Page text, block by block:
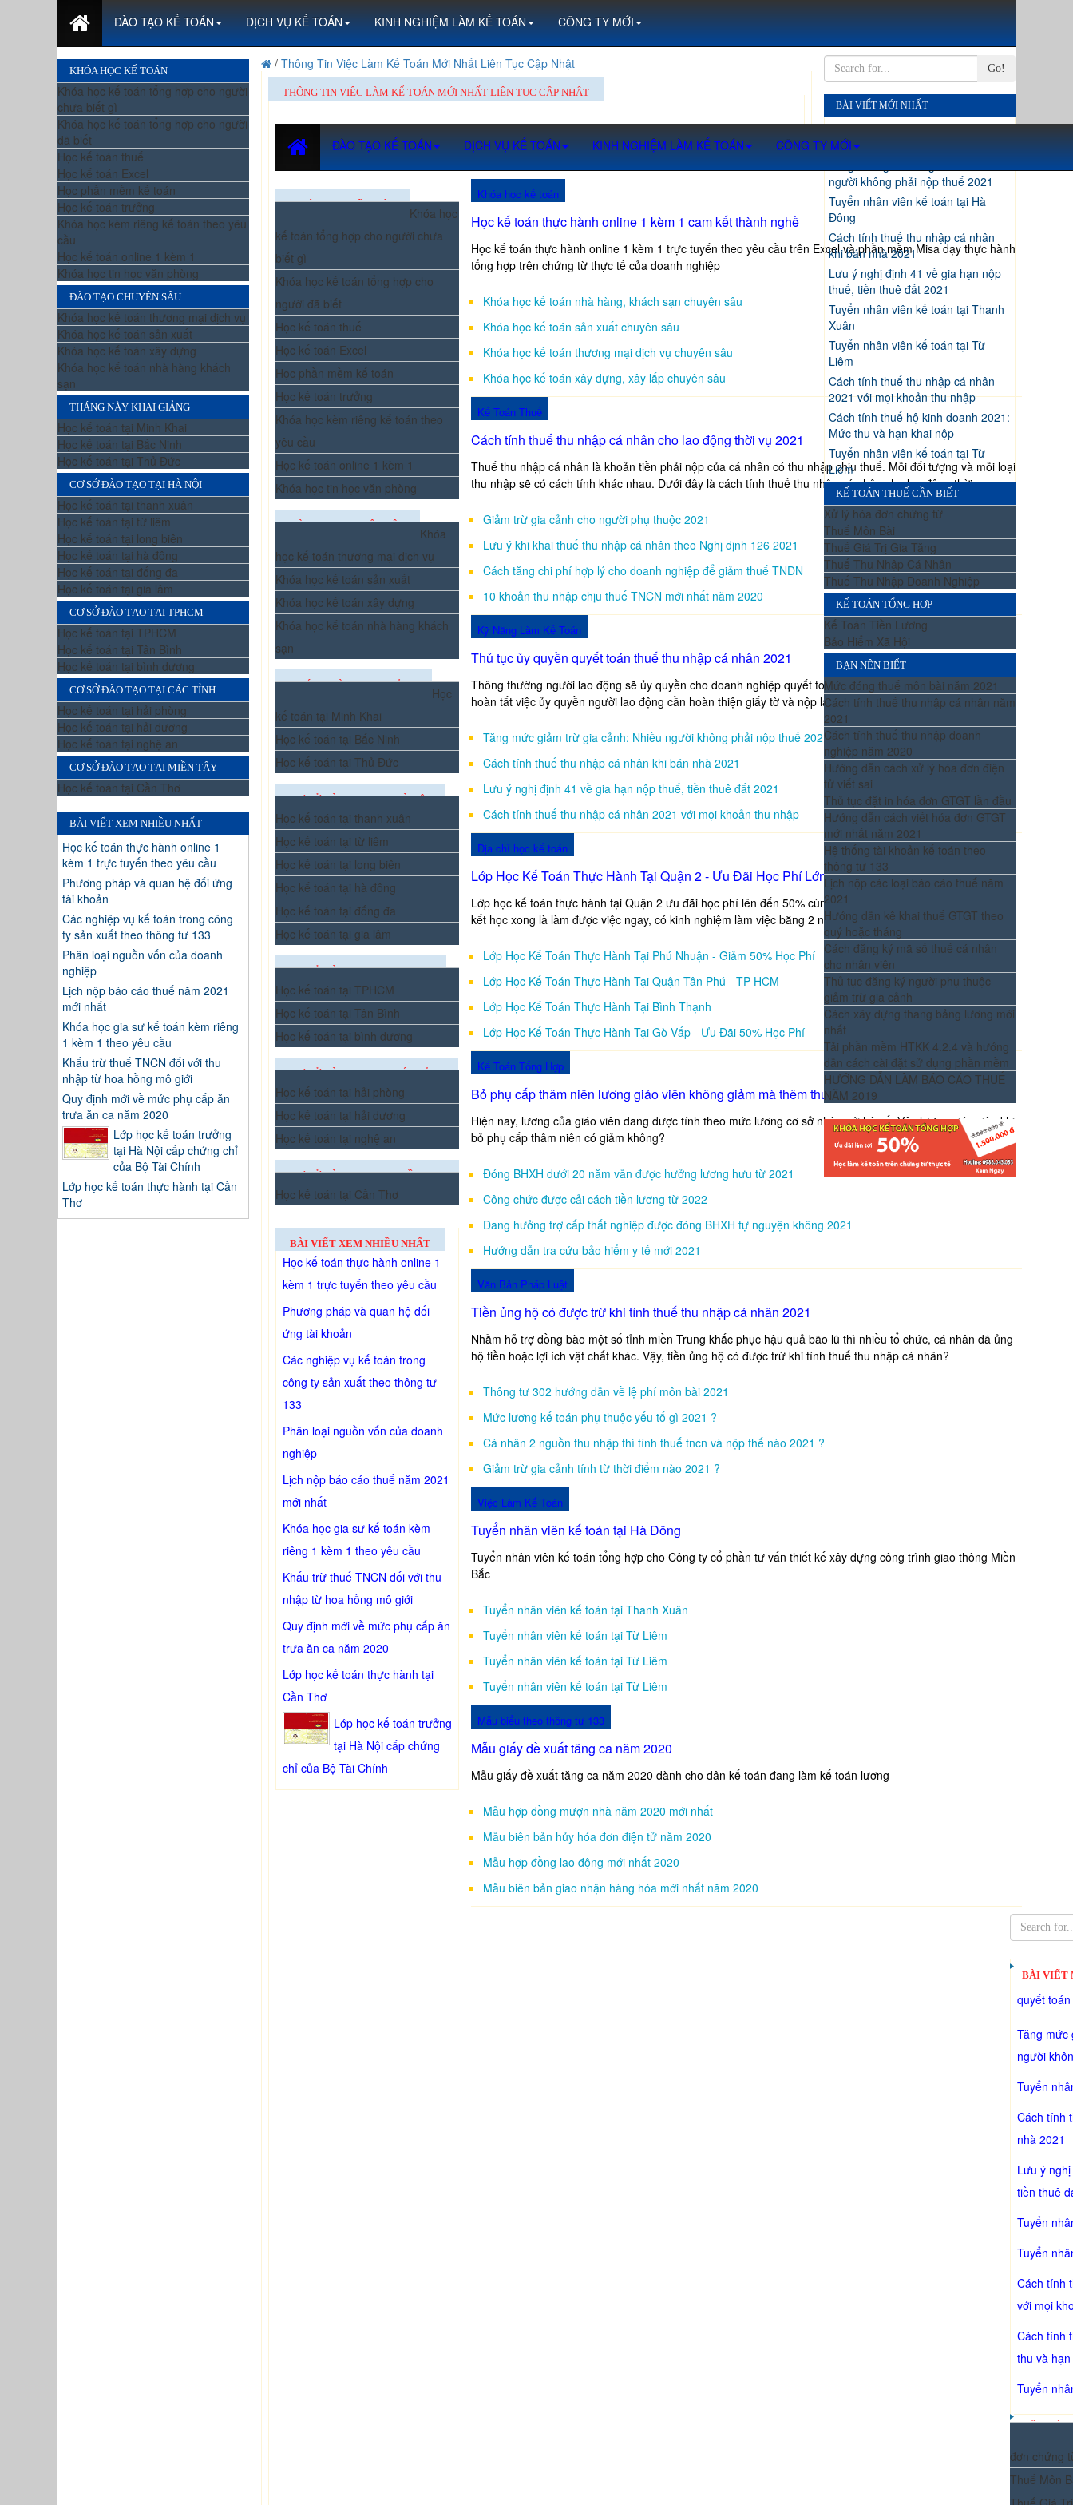
ĐÀO TẠO KẾ TOÁN DỊCH VỤ KẾ TOÁN KINH NGHIỆM LÀM KẾ TOÁN CÔNG TY MỚI
KHÓA HỌC KẾ TOÁN
Khóa học kế toán tổng hợp cho người
chưa biết gì
Khóa học kế toán tổng hợp cho người
đã biết
Học kế toán thuế
Học kế toán Excel
Học phần mềm kế toán
Học kế toán trưởng
Khóa học kèm riêng kế toán theo yêu
cầu
Học kế toán online 1 kèm 1
Khóa học tin học văn phòng
ĐÀO TẠO CHUYÊN SÂU
Khóa học kế toán thương mại dịch vụ
Khóa học kế toán sản xuất
Khóa học kế toán xây dựng
Khóa học kế toán nhà hàng khách
sạn
THÁNG NÀY KHAI GIẢNG
Học kế toán tại Minh Khai
Học kế toán tại Bắc Ninh
Học kế toán tại Thủ Đức
CƠ SỞ ĐÀO TẠO TẠI HÀ NỘI
Học kế toán tại thanh xuân
Học kế toán tại từ liêm
Học kế toán tại long biên
Học kế toán tại hà đông
Học kế toán tại đống đa
Học kế toán tại gia lâm
CƠ SỞ ĐÀO TẠO TẠI TPHCM
Học kế toán tại TPHCM
Học kế toán tại Tân Bình
Học kế toán tại bình dương
CƠ SỞ ĐÀO TẠO TẠI CÁC TỈNH
Học kế toán tại hải phòng
Học kế toán tại hải dương
Học kế toán tại nghệ an
CƠ SỞ ĐÀO TẠO TẠI MIỀN TÂY
Học kế toán tại Cần Thơ
BÀI VIẾT XEM NHIỀU NHẤT
Học kế toán thực hành online 1
kèm 1 trực tuyến theo yêu cầu
Phương pháp và quan hệ đối ứng
tài khoản
Các nghiệp vụ kế toán trong công
ty sản xuất theo thông tư 133
Phân loại nguồn vốn của doanh
nghiệp
Lịch nộp báo cáo thuế năm 2021
mới nhất
Khóa học gia sư kế toán kèm riêng
1 kèm 1 theo yêu cầu
Khấu trừ thuế TNCN đối với thu
nhập từ hoa hồng mô giới
Quy định mới về mức phụ cấp ăn
trưa ăn ca năm 2020
Lớp học kế toán trưởng
tại Hà Nội cấp chứng chỉ
của Bộ Tài Chính
Lớp học kế toán thực hành tại Cần
Thơ
/ Thông Tin Việc Làm Kế Toán Mới Nhất Liên Tục Cập Nhật
THÔNG TIN VIỆC LÀM KẾ TOÁN MỚI NHẤT LIÊN TỤC CẬP NHẬT
ĐÀO TẠO KẾ TOÁN DỊCH VỤ KẾ TOÁN KINH NGHIỆM LÀM KẾ TOÁN CÔNG TY MỚI
KHÓA HỌC KẾ TOÁN
Khóa học
kế toán tổng hợp cho người chưa
biết gì
Khóa học kế toán tổng hợp cho
người đã biết
Học kế toán thuế
Học kế toán Excel
Học phần mềm kế toán
Học kế toán trưởng
Khóa học kèm riêng kế toán theo
yêu cầu
Học kế toán online 1 kèm 1
Khóa học tin học văn phòng
ĐÀO TẠO CHUYÊN SÂU
Khóa
học kế toán thương mại dịch vụ
Khóa học kế toán sản xuất
Khóa học kế toán xây dựng
Khóa học kế toán nhà hàng khách
sạn
THÁNG NÀY KHAI GIẢNG
Học
kế toán tại Minh Khai
Học kế toán tại Bắc Ninh
Học kế toán tại Thủ Đức
CƠ SỞ ĐÀO TẠO TẠI HÀ NỘI
Học kế toán tại thanh xuân
Học kế toán tại từ liêm
Học kế toán tại long biên
Học kế toán tại hà đông
Học kế toán tại đống đa
Học kế toán tại gia lâm
CƠ SỞ ĐÀO TẠO TẠI TPHCM
Học kế toán tại TPHCM
Học kế toán tại Tân Bình
Học kế toán tại bình dương
CƠ SỞ ĐÀO TẠO TẠI CÁC TỈNH
Học kế toán tại hải phòng
Học kế toán tại hải dương
Học kế toán tại nghệ an
CƠ SỞ ĐÀO TẠO TẠI MIỀN
TÂY
Học kế toán tại Cần Thơ
BÀI VIẾT XEM NHIỀU NHẤT
Học kế toán thực hành online 1
kèm 1 trực tuyến theo yêu cầu
Phương pháp và quan hệ đối
ứng tài khoản
Các nghiệp vụ kế toán trong
công ty sản xuất theo thông tư
133
Phân loại nguồn vốn của doanh
nghiệp
Lịch nộp báo cáo thuế năm 2021
mới nhất
Khóa học gia sư kế toán kèm
riêng 1 kèm 1 theo yêu cầu
Khấu trừ thuế TNCN đối với thu
nhập từ hoa hồng mô giới
Quy định mới về mức phụ cấp ăn
trưa ăn ca năm 2020
Lớp học kế toán thực hành tại
Cần Thơ
Lớp học kế toán trưởng
tại Hà Nội cấp chứng
chỉ của Bộ Tài Chính
Khóa học kế toán
Học kế toán thực hành online 1 kèm 1 cam kết thành nghề
Học kế toán thực hành online 1 kèm 1 trực tuyến theo yêu cầu trên Excel và phần mềm Misa dạy thực hành
tổng hợp trên chứng từ thực tế của doanh nghiệp
Khóa học kế toán nhà hàng, khách sạn chuyên sâu
Khóa học kế toán sản xuất chuyên sâu
Khóa học kế toán thương mại dịch vụ chuyên sâu
Khóa học kế toán xây dựng, xây lắp chuyên sâu
Kế Toán Thuế
Cách tính thuế thu nhập cá nhân cho lao động thời vụ 2021
Thuế thu nhập cá nhân là khoản tiền phải nộp của cá nhân có thu nhập chịu thuế. Mỗi đối tượng và mỗi loại
thu nhập sẽ có cách tính khác nhau. Dưới đây là cách tính thuế thu nhập cá nhân cho lao động thời vụ.
Giảm trừ gia cảnh cho người phụ thuộc 2021
Lưu ý khi khai thuế thu nhập cá nhân theo Nghị định 126 2021
Cách tăng chi phí hợp lý cho doanh nghiệp để giảm thuế TNDN
10 khoản thu nhập chịu thuế TNCN mới nhất năm 2020
Kỹ Năng Làm Kế Toán
Thủ tục ủy quyền quyết toán thuế thu nhập cá nhân 2021
Thông thường người lao động sẽ ủy quyền cho doanh nghiệp quyết toán thuế thu nhập cá nhân thay. Để
hoàn tất việc ủy quyền người lao động cần hoàn thiện giấy tờ và nộp lại cho kế toán.
Tăng mức giảm trừ gia cảnh: Nhiều người không phải nộp thuế 2021
Cách tính thuế thu nhập cá nhân khi bán nhà 2021
Lưu ý nghị định 41 về gia hạn nộp thuế, tiền thuê đất 2021
Cách tính thuế thu nhập cá nhân 2021 với mọi khoản thu nhập
Địa chỉ học kế toán
Lớp Học Kế Toán Thực Hành Tại Quận 2 - Ưu Đãi Học Phí Lớn
Lớp học kế toán thực hành tại Quận 2 ưu đãi học phí lên đến 50% cùng chất lượng đào tạo hàng đầu cam
kết học xong là làm được việc ngay, có kinh nghiệm làm việc bằng 2 năm đi làm thực tế
Lớp Học Kế Toán Thực Hành Tại Phú Nhuận - Giảm 50% Học Phí
Lớp Học Kế Toán Thực Hành Tại Quận Tân Phú - TP HCM
Lớp Học Kế Toán Thực Hành Tại Bình Thạnh
Lớp Học Kế Toán Thực Hành Tại Gò Vấp - Ưu Đãi 50% Học Phí
Kế Toán Tổng Hợp
Bỏ phụ cấp thâm niên lương giáo viên không giảm mà thêm thưởng 2021
Hiện nay, lương của giáo viên đang được tính theo mức lương cơ sở nhân với hệ số. Vậy lương giáo viên khi
bỏ phụ cấp thâm niên có giảm không?
Đóng BHXH dưới 20 năm vẫn được hưởng lương hưu từ 2021
Công chức được cải cách tiền lương từ 2022
Đang hưởng trợ cấp thất nghiệp được đóng BHXH tự nguyện không 2021
Hướng dẫn tra cứu bảo hiểm y tế mới 2021
Văn Bản Pháp Luật
Tiền ủng hộ có được trừ khi tính thuế thu nhập cá nhân 2021
Nhằm hỗ trợ đồng bào một số tỉnh miền Trung khắc phục hậu quả bão lũ thì nhiều tổ chức, cá nhân đã ủng
hộ tiền hoặc lợi ích vật chất khác. Vậy, tiền ủng hộ có được trừ khi tính thuế thu nhập cá nhân?
Thông tư 302 hướng dẫn về lệ phí môn bài 2021
Mức lương kế toán phụ thuộc yếu tố gì 2021 ?
Cá nhân 2 nguồn thu nhập thì tính thuế tncn và nộp thế nào 2021 ?
Giảm trừ gia cảnh tính từ thời điểm nào 2021 ?
Việc Làm Kế Toán
Tuyển nhân viên kế toán tại Hà Đông
Tuyển nhân viên kế toán tổng hợp cho Công ty cổ phần tư vấn thiết kế xây dựng công trình giao thông Miền
Bắc
Tuyển nhân viên kế toán tại Thanh Xuân
Tuyển nhân viên kế toán tại Từ Liêm
Tuyển nhân viên kế toán tại Từ Liêm
Tuyển nhân viên kế toán tại Từ Liêm
Mẫu biểu theo thông tư 133
Mẫu giấy đề xuất tăng ca năm 2020
Mẫu giấy đề xuất tăng ca năm 2020 dành cho dân kế toán đang làm kế toán lương
Mẫu hợp đồng mượn nhà năm 2020 mới nhất
Mẫu biên bản hủy hóa đơn điện tử năm 2020
Mẫu hợp đồng lao động mới nhất 2020
Mẫu biên bản giao nhận hàng hóa mới nhất năm 2020
BÀI VIẾT
quyết
Tăng mức
người
Tuyển
Cách tính
nhà 2021
Lưu ý
tiền thuê
Tuyển
Tuyển
Cách tính
với mọi
Cách tính
thu và
Tuyển
KẾ TOÁN
đơn chứng
Thuế Môn
Go!
BÀI VIẾT MỚI NHẤT
thu nhập cá nhân 2021
người không phải nộp thuế 2021
Tuyển nhân viên kế toán tại Hà
Đông
Cách tính thuế thu nhập cá nhân
khi bán nhà 2021
Lưu ý nghị định 41 về gia hạn nộp
thuế, tiền thuê đất 2021
Tuyển nhân viên kế toán tại Thanh
Xuân
Tuyển nhân viên kế toán tại Từ
Liêm
Cách tính thuế thu nhập cá nhân
2021 với mọi khoản thu nhập
Cách tính thuế hộ kinh doanh 2021:
Mức thu và hạn khai nộp
Tuyển nhân viên kế toán tại Từ
Liêm
KẾ TOÁN THUẾ CẦN BIẾT
Xử lý hóa đơn chứng từ
Thuế Môn Bài
Thuế Giá Trị Gia Tăng
Thuế Thu Nhập Cá Nhân
Thuế Thu Nhập Doanh Nghiệp
KẾ TOÁN TỔNG HỢP
Kế Toán Tiền Lương
Bảo Hiểm Xã Hội
BẠN NÊN BIẾT
Mức đóng thuế môn bài năm 2021
Cách tính thuế thu nhập cá nhân năm
2021
Cách tính thuế thu nhập doanh
nghiệp năm 2020
Hướng dẫn cách xử lý hóa đơn điện
tử viết sai
Thủ tục đặt in hóa đơn GTGT lần đầu
Hướng dẫn cách viết hóa đơn GTGT
mới nhất năm 2021
Hệ thống tài khoản kế toán theo
thông tư 133
Lịch nộp các loại báo cáo thuế năm
2021
Hướng dẫn kê khai thuế GTGT theo
quý hoặc tháng
Cách đăng ký mã số thuế cá nhân
cho nhân viên
Thủ tục đăng ký người phụ thuộc
giảm trừ gia cảnh
Cách xây dựng thang bảng lương mới
nhất
Tải phần mềm HTKK 4.2.4 và hướng
dẫn cách cài đặt sử dụng phần mềm
HƯỚNG DẪN LÀM BÁO CÁO THUẾ
NĂM 2019